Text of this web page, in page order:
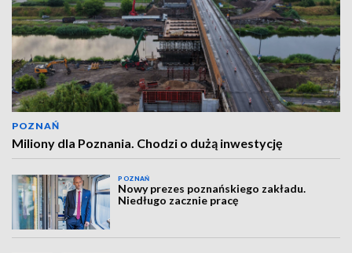
POZNAŃ
Miliony dla Poznania. Chodzi o dużą inwestycję
POZNAŃ
Nowy prezes poznańskiego zakładu.
Niedługo zacznie pracę